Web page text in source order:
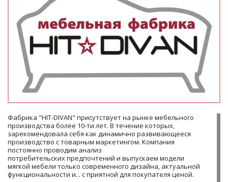
Фабрика "HIT-DIVAN" присутствует на рынке мебельного
производства более 10-ти лет. В течение которых,
зарекомендовала себя как динамично развивающееся
производство с товарным маркетингом. Компания
постоянно проводим анализ
потребительских предпочтений и выпускаем модели
мягкой мебели только современного дизайна, актуальной
функциональности и... с приятной для покупателя ценой.